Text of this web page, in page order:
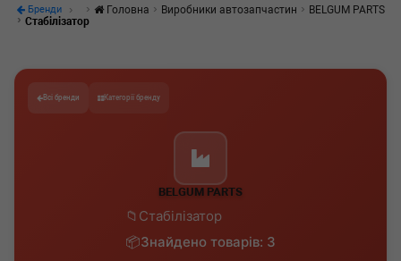
Бренди Головна Виробники автозапчастин
BELGUM PARTS
Стабілізатор
Всі бренди Категорії бренду
BELGUM PARTS
Стабілізатор
Знайдено товарів: 3